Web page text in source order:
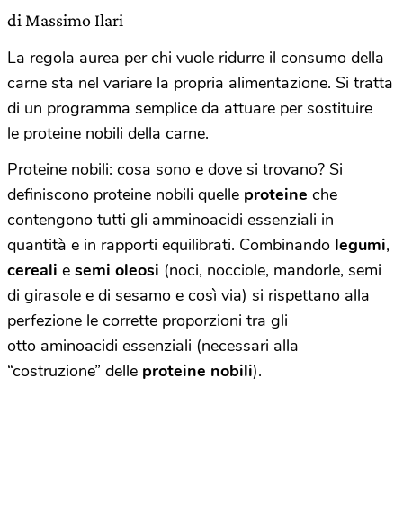
di Massimo Ilari
La regola aurea per chi vuole ridurre il consumo della
carne sta nel variare la propria alimentazione. Si tratta
di un programma semplice da attuare per sostituire
le proteine nobili della carne.
Proteine nobili: cosa sono e dove si trovano? Si
definiscono proteine nobili quelle proteine che
contengono tutti gli amminoacidi essenziali in
quantità e in rapporti equilibrati. Combinando legumi,
cereali e semi oleosi (noci, nocciole, mandorle, semi
di girasole e di sesamo e così via) si rispettano alla
perfezione le corrette proporzioni tra gli
otto aminoacidi essenziali (necessari alla
“costruzione” delle proteine nobili).